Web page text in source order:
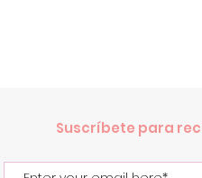
Suscríbete para